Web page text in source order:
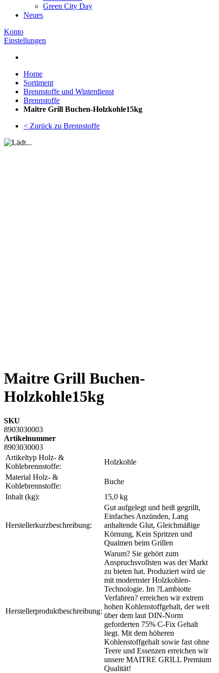
Green City Day
Neues
Konto
Einstellungen
Home
Sortiment
Brennstoffe und Winterdienst
Brennstoffe
Maitre Grill Buchen-Holzkohle15kg
< Zurück zu Brennstoffe
Maitre Grill Buchen-
Holzkohle15kg
SKU
8903030003
Artikelnummer
8903030003
Artikeltyp Holz- &
Kohlebrennstoffe:
Holzkohle
Material Holz- &
Kohlebrennstoffe:
Buche
Inhalt (kg):
15,0 kg
Herstellerkurzbeschreibung:
Gut aufgelegt und heiß gegrillt,
Einfaches Anzünden, Lang
anhaltende Glut, Gleichmäßige
Körnung, Kein Spritzen und
Qualmen beim Grillen
Herstellerproduktbeschreibung:
Warum? Sie gehört zum
Anspruchsvollsten was der Markt
zu bieten hat. Produziert wird sie
mit modernster Holzkohlen-
Technologie. Im ?Lambiotte
Verfahren? erreichen wir extrem
hohen Kohlenstoffgehalt, der weit
über dem laut DIN-Norm
geforderten 75% C-Fix Gehalt
liegt. Mit dem höheren
Kohlenstoffgehalt sowie fast ohne
Teere und Essenzen erreichen wir
unsere MAITRE GRILL Premium
Qualität!